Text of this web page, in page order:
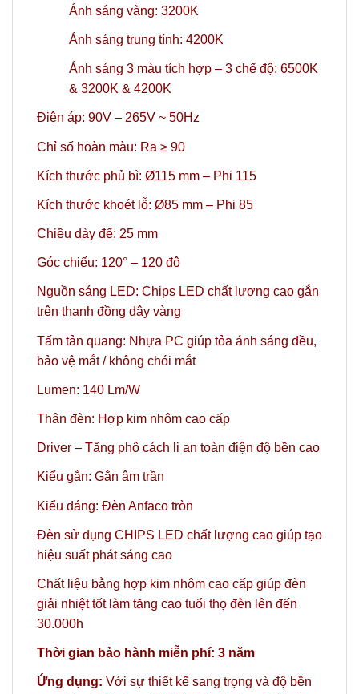
Ánh sáng vàng: 3200K
Ánh sáng trung tính: 4200K
Ánh sáng 3 màu tích hợp – 3 chế độ: 6500K
& 3200K & 4200K
Điện áp: 90V – 265V ~ 50Hz
Chỉ số hoàn màu: Ra ≥ 90
Kích thước phủ bì: Ø115 mm – Phi 115
Kích thước khoét lỗ: Ø85 mm – Phi 85
Chiều dày đế: 25 mm
Góc chiếu: 120° – 120 độ
Nguồn sáng LED: Chips LED chất lượng cao gắn
trên thanh đồng dây vàng
Tấm tản quang: Nhựa PC giúp tỏa ánh sáng đều,
bảo vệ mắt / không chói mắt
Lumen: 140 Lm/W
Thân đèn: Hợp kim nhôm cao cấp
Driver – Tăng phô cách li an toàn điện độ bền cao
Kiểu gắn: Gắn âm trần
Kiểu dáng: Đèn Anfaco tròn
Đèn sử dụng CHIPS LED chất lượng cao giúp tạo
hiệu suất phát sáng cao
Chất liệu bằng hợp kim nhôm cao cấp giúp đèn
giải nhiệt tốt làm tăng cao tuổi thọ đèn lên đến
30.000h
Thời gian bảo hành miễn phí: 3 năm
Ứng dụng: Với sự thiết kế sang trọng và độ bền